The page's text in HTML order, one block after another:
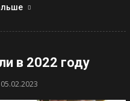
в 2022 году
05.02.2023